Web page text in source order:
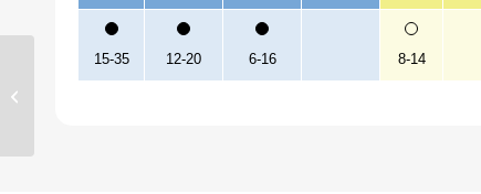
15-35 12-20 6-16 8-14